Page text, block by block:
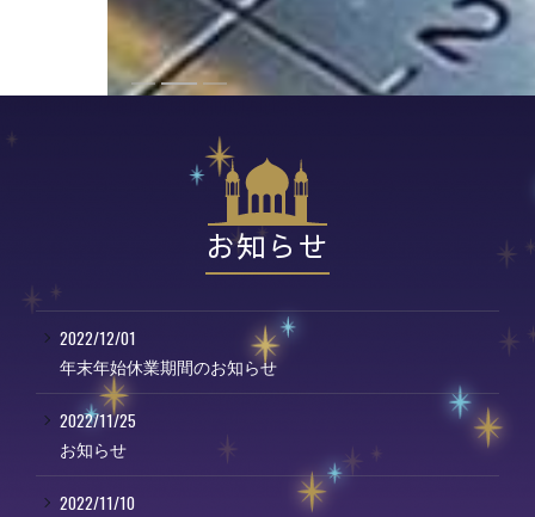
お知らせ
2022/12/01
年末年始休業期間のお知らせ
2022/11/25
お知らせ
2022/11/10